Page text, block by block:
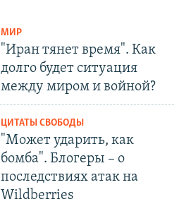
МИР
"Иран тянет время". Как
долго будет ситуация
между миром и войной?
ЦИТАТЫ СВОБОДЫ
"Может ударить, как
бомба". Блогеры – о
последствиях атак на
Wildberries